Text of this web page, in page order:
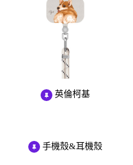
英倫柯基
手機殼&耳機殼